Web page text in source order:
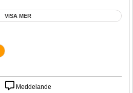
VISA MER
Meddelande